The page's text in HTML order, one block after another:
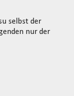
selbst der
nur der